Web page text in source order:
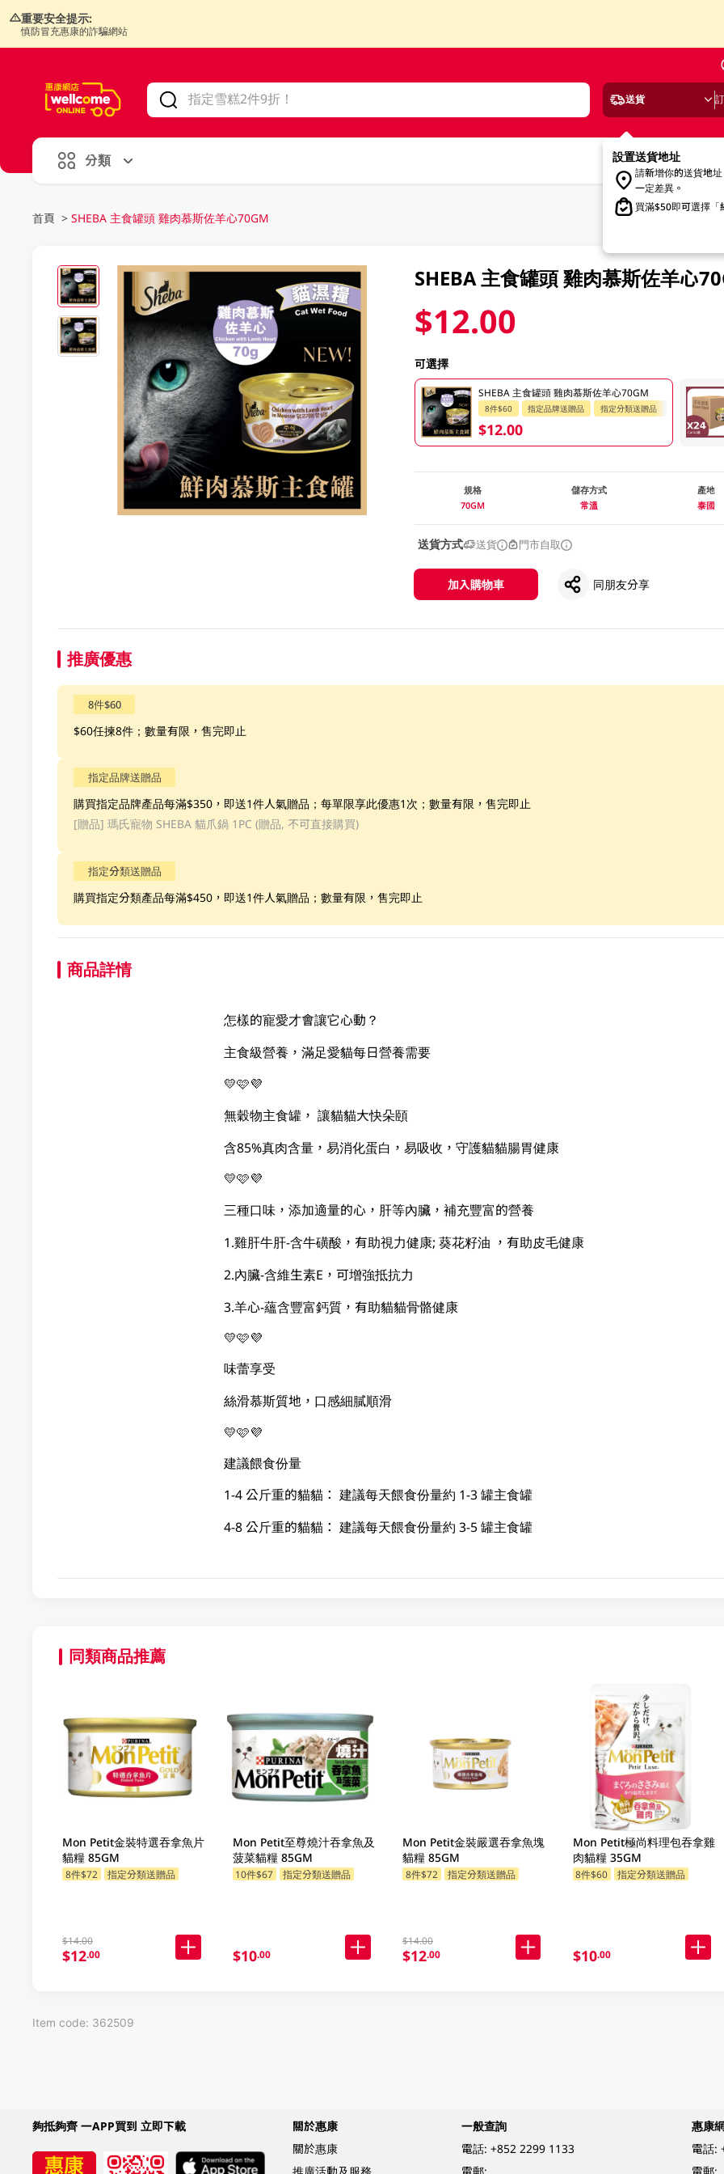
重要安全提示:
慎防冒充惠康的詐騙網站
送貨
設置送貨地址
請新增你的送貨地
一定差異。
買滿$50即可選擇「
分類
首頁 > SHEBA 主食罐頭 雞肉慕斯佐羊心70GM
SHEBA 主食罐頭 雞肉慕斯佐羊心
$12.00
可選擇
SHEBA 主食罐頭 雞肉慕斯佐羊心70GM
8件$60 指定品牌送贈品 指定分類送贈品
$12.00
規格
70GM
儲存方式
常溫
產地
泰國
送貨方式 送貨 門市自取
加入購物車 同朋友分享
推廣優惠
8件$60
$60任揀8件；數量有限，售完即止
指定品牌送贈品
購買指定品牌產品每滿$350，即送1件人氣贈品；每單限享此優惠1次；數量有限，售完即止
[贈品] 瑪氏寵物 SHEBA 貓爪鍋 1PC (贈品, 不可直接購買)
指定分類送贈品
購買指定分類產品每滿$450，即送1件人氣贈品；數量有限，售完即止
商品詳情
怎樣的寵愛才會讓它心動？
主食級營養，滿足愛貓每日營養需要
💛🩷💜
無穀物主食罐， 讓貓貓大快朵頤
含85%真肉含量，易消化蛋白，易吸收，守護貓貓腸胃健康
💛🩷💜
三種口味，添加適量的心，肝等內臟，補充豐富的營養
1.雞肝牛肝-含牛磺酸，有助視力健康; 葵花籽油 ，有助皮毛健康
2.內臟-含維生素E，可增強抵抗力
3.羊心-蘊含豐富鈣質，有助貓貓骨骼健康
💛🩷💜
味蕾享受
絲滑慕斯質地，口感細膩順滑
💛🩷💜
建議餵食份量
1-4 公斤重的貓貓： 建議每天餵食份量約 1-3 罐主食罐
4-8 公斤重的貓貓： 建議每天餵食份量約 3-5 罐主食罐
同類商品推薦
Mon Petit金裝特選吞拿魚片
貓糧 85GM
8件$72 指定分類送贈品
$14.00
$12.00
Mon Petit至尊燒汁吞拿魚及
菠菜貓糧 85GM
10件$67 指定分類送贈品
$10.00
Mon Petit金裝嚴選吞拿魚塊
貓糧 85GM
8件$72 指定分類送贈品
$14.00
$12.00
Mon Petit極尚料理包吞拿雞
肉貓糧 35GM
8件$60 指定分類送贈品
$10.00
Item code: 362509
夠抵夠齊 一APP買到 立即下載
關於惠康
關於惠康
一般查詢
電話: +852 2299 1133
惠康
電話: